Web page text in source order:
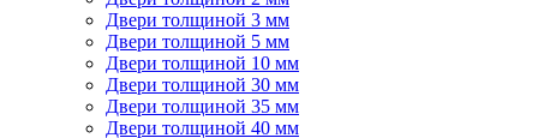
Двери толщиной 3 мм
Двери толщиной 5 мм
Двери толщиной 10 мм
Двери толщиной 30 мм
Двери толщиной 35 мм
Двери толщиной 40 мм